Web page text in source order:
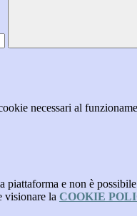
necessari al
piattaforma e non è
visionare la COOKIE